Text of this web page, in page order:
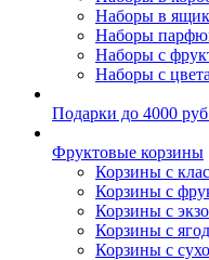
Наборы в
Наборы
Наборы с
Наборы с
Подарки до 4000
Фруктовые корзины
Корзины с
Корзины с
Корзины с
Корзины с
Корзины c